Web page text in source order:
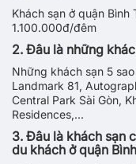
Khách sạn ở quận
1.100.000đ/đêm
2. Đâu là những
Những khách sạn 5
Landmark 81,
Central Park Sài Gòn,
Residences,...
3. Đâu là khách sạn
du khách ở quận